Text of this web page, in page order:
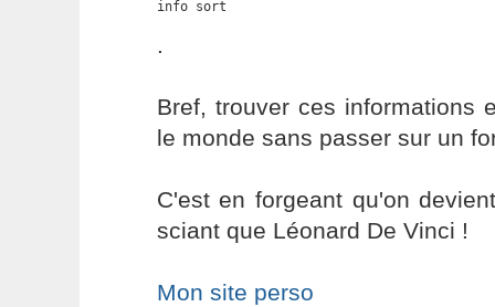
info sort
.
Bref, trouver ces informations
le monde sans passer sur un
C'est en forgeant qu'on
sciant que Léonard De Vinci !
Mon site perso